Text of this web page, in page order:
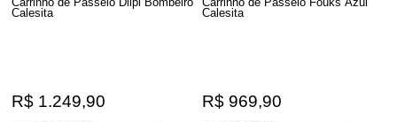
Calesita
R$ 1.249,90
Calesita
R$ 969,90